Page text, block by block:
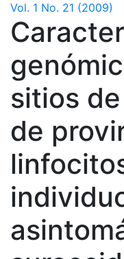
Vol. 1 No. 21 (2009)
sitios
de